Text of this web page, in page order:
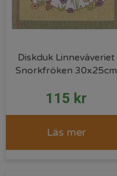
Diskduk Linneväveriet
Snorkfröken 30x25cm
115 kr
Läs mer